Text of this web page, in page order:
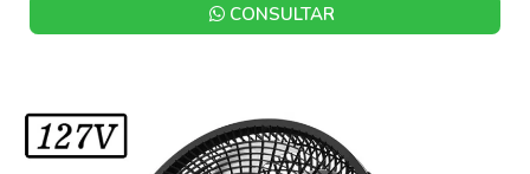
CONSULTAR